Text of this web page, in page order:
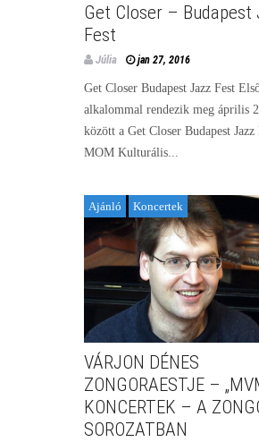
Get Closer – Budapest
Fest
Júlia jan 27, 2016
Get Closer Budapest Jazz Fest
alkalommal rendezik meg április
között a Get Closer Budapest Jazz
MOM Kulturális...
Ajánló Koncertek
VÁRJON DÉNES
ZONGORAESTJE –
KONCERTEK – A
SOROZATBAN